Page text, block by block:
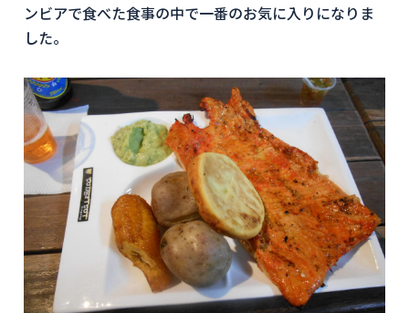
ンビアで食べた食事の中で一番のお気に入りになりま
した。